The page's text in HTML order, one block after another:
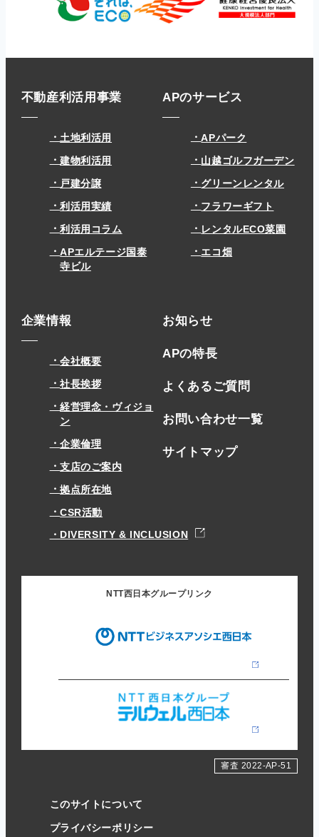
不動産利活用事業
土地利活用
建物利活用
戸建分譲
利活用実績
利活用コラム
APエルテージ国泰
寺ビル
APのサービス
APパーク
山越ゴルフガーデン
グリーンレンタル
フラワーギフト
レンタルECO菜園
エコ畑
企業情報
会社概要
社長挨拶
経営理念・ヴィジョ
ン
企業倫理
支店のご案内
拠点所在地
CSR活動
DIVERSITY & INCLUSION
お知らせ
APの特長
よくあるご質問
お問い合わせ一覧
サイトマップ
NTT西日本グループリンク
審査 2022-AP-51
このサイトについて
プライバシーポリシー